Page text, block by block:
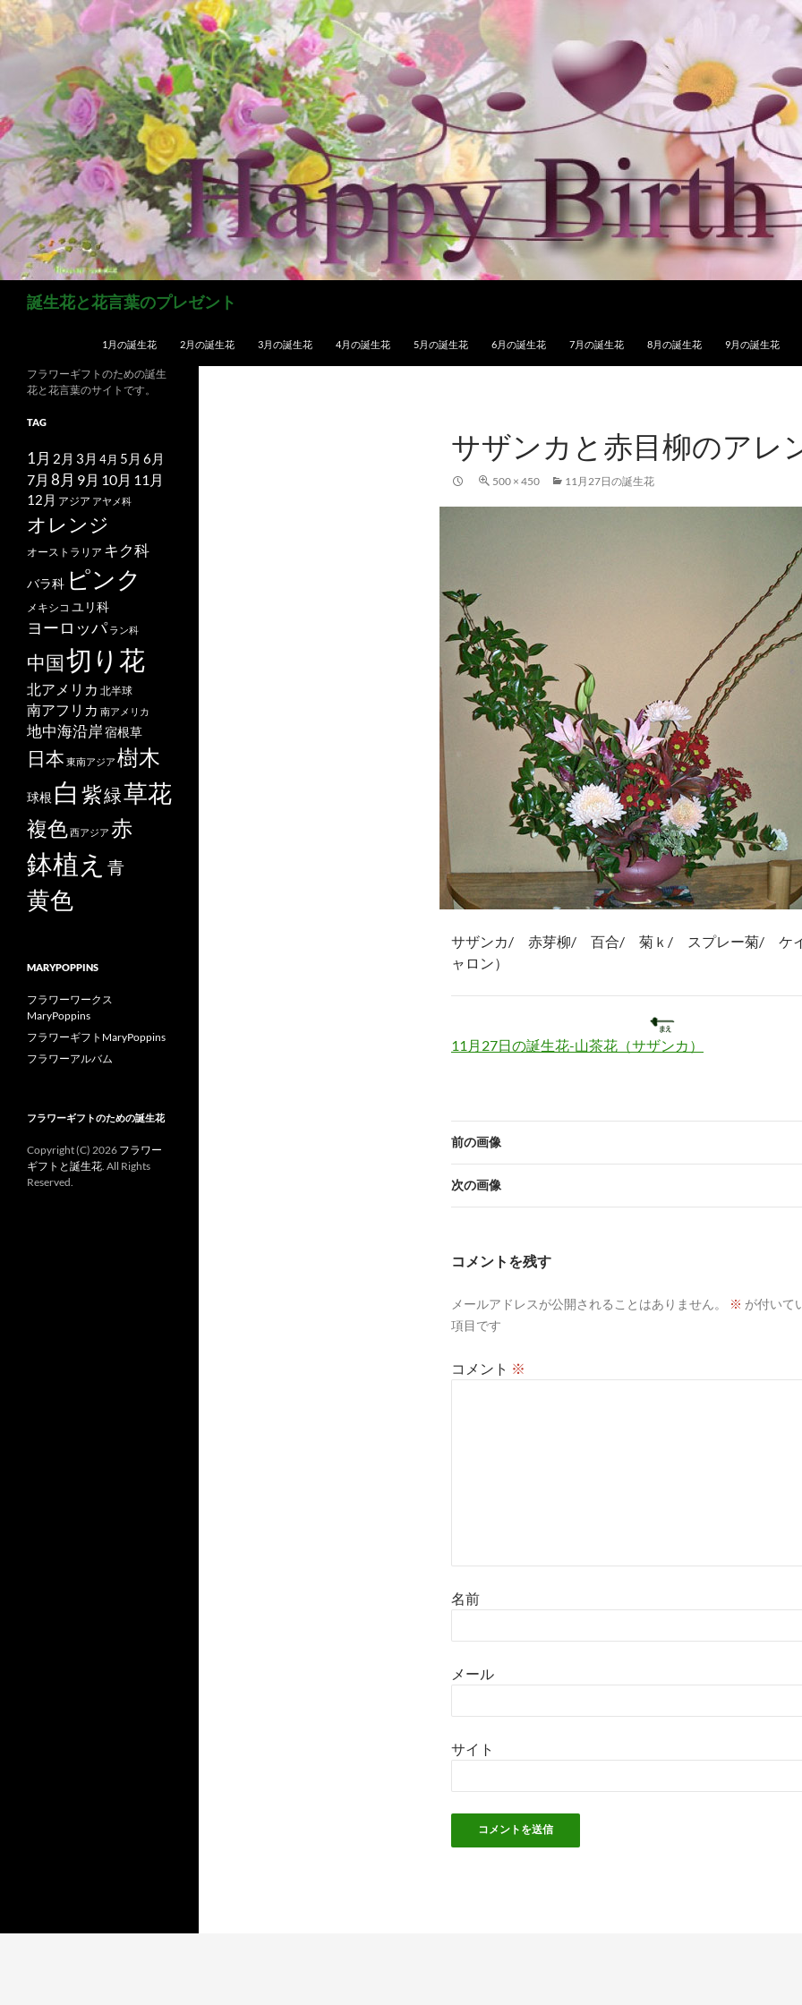
コ
ン
ツ
へ
ス
キ
ッ
プ
誕生花と花言葉のプレゼント
1月の誕生花 2月の誕生花 3月の誕生花 4月の誕生花 5月の誕生花 6月の誕生花 7月の誕生花 8月の誕生花 9月の誕生花
サザンカと赤目柳のアレ
500 × 450 11月27日の誕生花
サザンカ/ 赤芽柳/ 百合/ 菊ｋ/ スプレー菊/ ケ
ャロン）
11月27日の誕生花-山茶花（サザンカ）
前の画像
次の画像
コメントを残す
メールアドレスが公開されることはありません。 ※ が付いて
項目です
コメント ※
名前
メール
サイト
フラワーギフトのための誕生
花と花言葉のサイトです。
TAG
1月 2月 3月 4月 5月 6月
7月 8月 9月 10月 11月
12月 アジア アヤメ科
オレンジ
オーストラリア キク科
バラ科 ピンク
メキシコ ユリ科
ヨーロッパ ラン科
中国切り花
北アメリカ 北半球
南アフリカ 南アメリカ
地中海沿岸宿根草
日本 東南アジア 樹木
球根 白 紫緑草花
複色西アジア 赤
鉢植え 青
黄色
MARYPOPPINS
フラワーワークス
MaryPoppins
フラワーギフトMaryPoppins
フラワーアルバム
フラワーギフトのための誕生花
Copyright (C) 2026 フラワー
ギフトと誕生花. All Rights
Reserved.